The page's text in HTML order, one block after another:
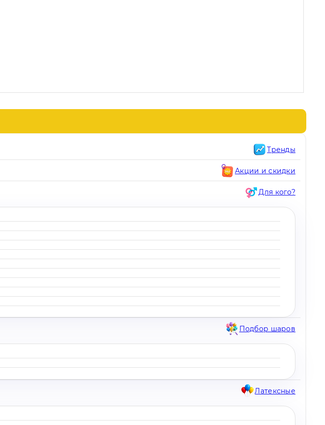
Тренды
Акции и скидки
Для кого?
Подбор шаров
Латексные